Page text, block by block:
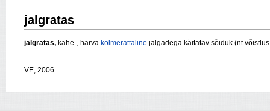
jalgratas
jalgratas, kahe-, harva kolmerattaline jalgadega käitatav sõiduk (nt
VE, 2006